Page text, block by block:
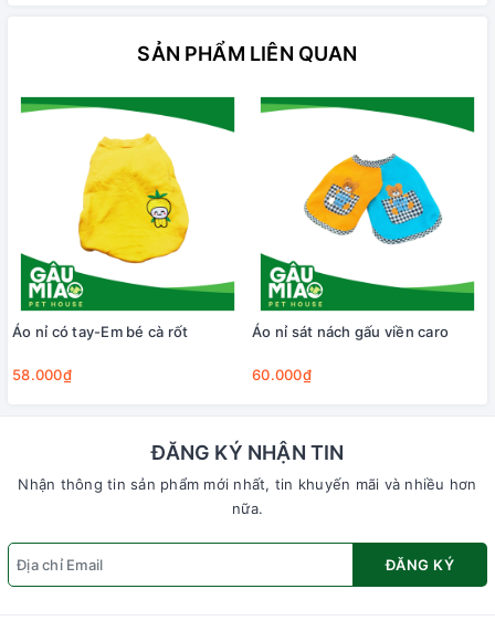
SẢN PHẨM LIÊN QUAN
Áo nỉ có tay-Em bé cà rốt
58.000₫
Áo nỉ sát nách gấu viền caro
60.000₫
ĐĂNG KÝ NHẬN TIN
Nhận thông tin sản phẩm mới nhất, tin khuyến mãi và nhiều hơn
nữa.
ĐĂNG KÝ